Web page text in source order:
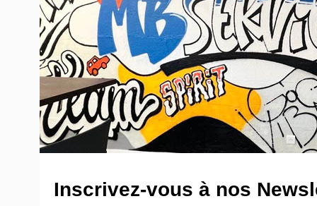
Inscrivez-vous à nos